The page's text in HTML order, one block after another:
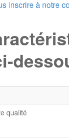
inscrire à notre
qualité